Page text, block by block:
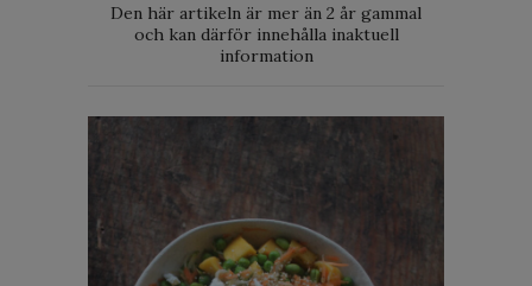
Den här artikeln är mer än 2 år gammal
och kan därför innehålla inaktuell
information